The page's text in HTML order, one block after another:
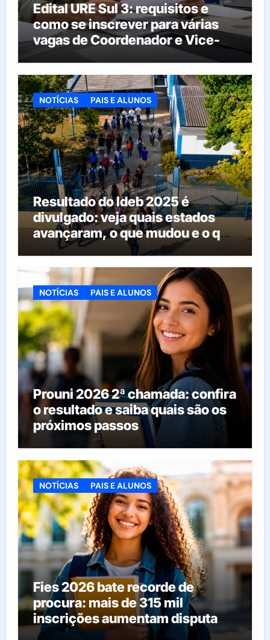
Edital URE Sul 3: requisitos e
como se inscrever para várias
vagas de Coordenador e Vice-
Diretor
NOTÍCIAS PAIS E ALUNOS
Resultado do Ideb 2025 é
divulgado: veja quais estados
avançaram, o que mudou e o que
esperar da educação brasileira
NOTÍCIAS PAIS E ALUNOS
Prouni 2026 2ª chamada: confira
o resultado e saiba quais são os
próximos passos
NOTÍCIAS PAIS E ALUNOS
Fies 2026 bate recorde de
procura: mais de 315 mil
inscrições aumentam disputa
pelas vagas; veja o que acontece